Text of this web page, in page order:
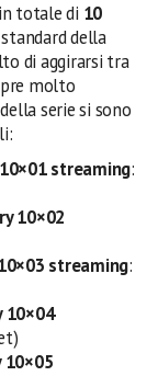
totale di 10
della
di aggirarsi tra
molto
serie si sono
streaming:
10×02
streaming:
10×04